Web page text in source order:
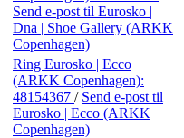
Send e-post til Eurosko |
Dna | Shoe Gallery (ARKK
Copenhagen)
Ring Eurosko | Ecco
(ARKK Copenhagen):
48154367 / Send e-post til
Eurosko | Ecco (ARKK
Copenhagen)